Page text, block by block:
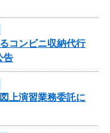
コンビニ収納代行
告
上演習業務委託に